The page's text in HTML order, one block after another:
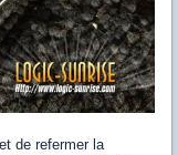
de refermer la